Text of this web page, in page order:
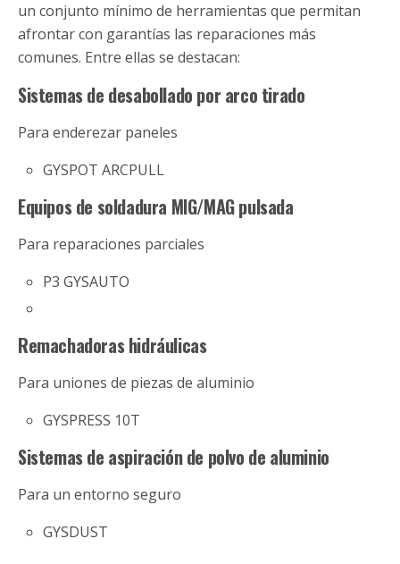
un conjunto mínimo de herramientas que permitan
afrontar con garantías las reparaciones más
comunes. Entre ellas se destacan:
Sistemas de desabollado por arco tirado
Para enderezar paneles
GYSPOT ARCPULL
Equipos de soldadura MIG/MAG pulsada
Para reparaciones parciales
P3 GYSAUTO
Remachadoras hidráulicas
Para uniones de piezas de aluminio
GYSPRESS 10T
Sistemas de aspiración de polvo de aluminio
Para un entorno seguro
GYSDUST